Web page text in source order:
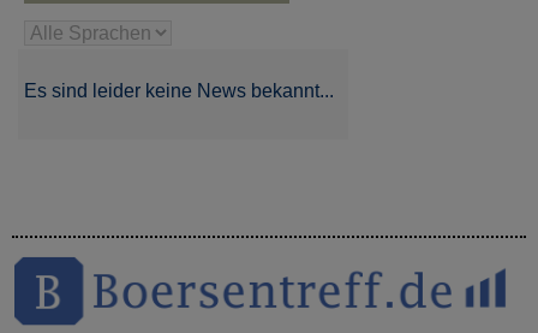
Es sind leider keine News bekannt...